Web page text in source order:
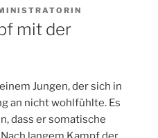
mit der
Jungen, der sich in
an nicht wohlfühlte. Es
dass er somatische